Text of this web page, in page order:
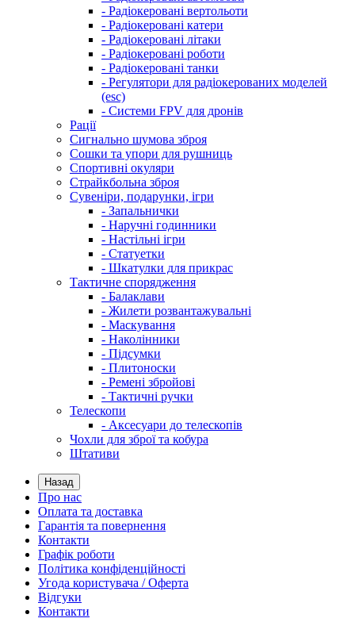
- Радіокеровані вертольоти
- Радіокеровані катери
- Радіокеровані літаки
- Радіокеровані роботи
- Радіокеровані танки
- Регулятори для радіокерованих моделей
(esc)
- Системи FPV для дронів
Рації
Сигнально шумова зброя
Сошки та упори для рушниць
Спортивні окуляри
Страйкбольна зброя
Сувеніри, подарунки, ігри
- Запальнички
- Наручні годинники
- Настільні ігри
- Статуетки
- Шкатулки для прикрас
Тактичне спорядження
- Балаклави
- Жилети розвантажувальні
- Маскування
- Наколінники
- Підсумки
- Плитоноски
- Ремені збройові
- Тактичні ручки
Телескопи
- Аксесуари до телескопів
Чохли для зброї та кобура
Штативи
Назад
Про нас
Оплата та доставка
Гарантія та повернення
Контакти
Графік роботи
Політика конфіденційності
Угода користувача / Оферта
Відгуки
Контакти